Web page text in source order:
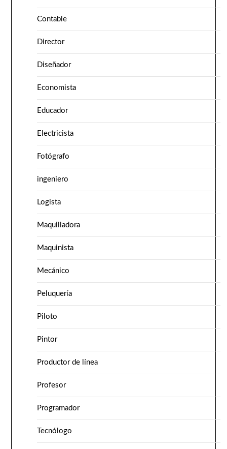
Contable
Director
Diseñador
Economista
Educador
Electricista
Fotógrafo
ingeniero
Logista
Maquilladora
Maquinista
Mecánico
Peluquería
Piloto
Pintor
Productor de línea
Profesor
Programador
Tecnólogo